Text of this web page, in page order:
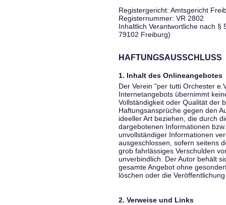
Registergericht: Amtsgericht
Registernummer: VR 2802
Inhaltlich Verantwortliche nach §
79102 Freiburg)
HAFTUNGSAUSSCHLUSS
1. Inhalt des Onlineangebotes
Der Verein "per tutti Orchester
Internetangebots übernimmt
Vollständigkeit oder Qualität der
Haftungsansprüche gegen den
ideeller Art beziehen, die durch
dargebotenen Informationen
unvollständiger Informationen
ausgeschlossen, sofern seitens
grob fahrlässiges Verschulden
unverbindlich. Der Autor behält
gesamte Angebot ohne
löschen oder die
2. Verweise und Links